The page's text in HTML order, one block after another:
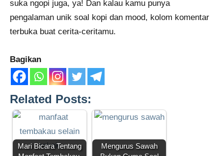
suka ngopi juga, ya! Dan kalau kamu punya
pengalaman unik soal kopi dan mood, kolom komentar
terbuka buat cerita-ceritamu.
Bagikan
Related Posts:
Mari Bicara Tentang
Mengurus Sawah